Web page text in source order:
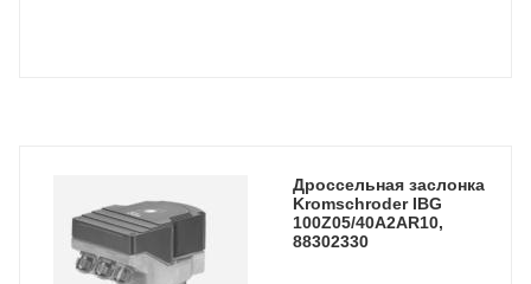
Дроссельная заслонка
Kromschroder IBG
100Z05/40A2AR10,
88302330